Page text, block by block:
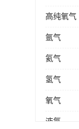
高纯氧气
氩气
氦气
氢气
氧气
液氮